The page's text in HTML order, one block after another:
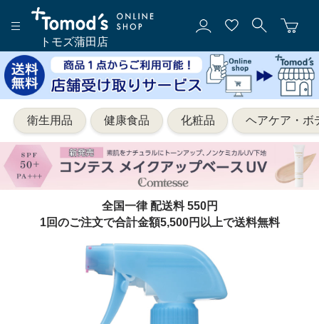
トモズ蒲田店
衛生用品 健康食品 化粧品 ヘアケア・ボ
全国一律 配送料 550円
1回のご注文で合計金額5,500円以上で送料無料